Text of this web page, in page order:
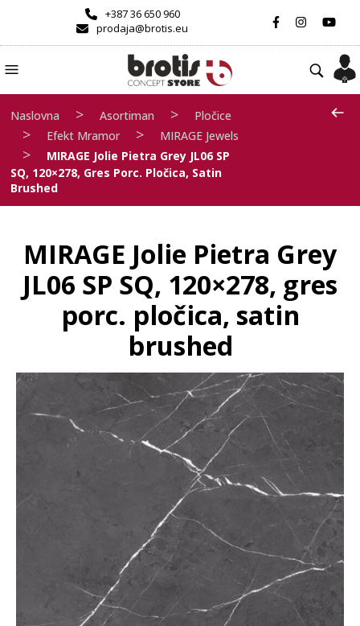
+387 36 650 960
prodaja@brotis.eu
Naslovna > Asortiman > Pločice
> Efekt Mramor > MIRAGE Jewels
>
MIRAGE Jolie Pietra Grey JL06 SP
SQ, 120×278, Gres Porc. Pločica, Satin
Brushed
MIRAGE Jolie Pietra Grey
JL06 SP SQ, 120×278, gres
porc. pločica, satin
brushed